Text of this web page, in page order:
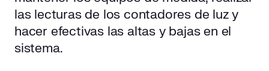
las lecturas de los contadores de luz y
hacer efectivas las altas y bajas en el
sistema.